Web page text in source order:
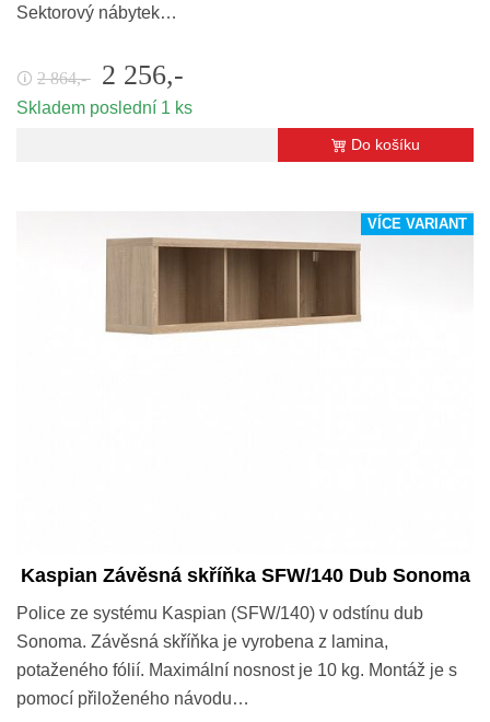
Sektorový nábytek…
🛈 2 864,- 2 256,-
Skladem poslední 1 ks
Do košíku
VÍCE VARIANT
Kaspian Závěsná skříňka SFW/140 Dub Sonoma
Police ze systému Kaspian (SFW/140) v odstínu dub
Sonoma. Závěsná skříňka je vyrobena z lamina,
potaženého fólií. Maximální nosnost je 10 kg. Montáž je s
pomocí přiloženého návodu…